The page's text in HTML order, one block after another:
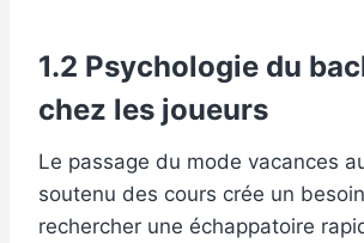
1.2 Psychologie du
chez les joueurs
Le passage du mode vacances
soutenu des cours crée un
rechercher une échappatoire